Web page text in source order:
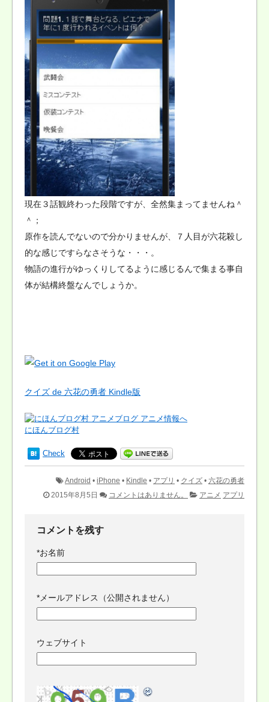
現在３話観終わった段階ですが、全然集まってませんね＾
＾；
原作を読んでないので分かりませんが、７人目が六花殺し
的な感じですらなさそうな・・・。
物語の進行がゆっくりしてるように感じるんで集まる事自
体が結構終盤なんでしょうか。
クイズ de 六花の勇者 Kindle版
にほんブログ村
Check
Android • iPhone • Kindle • アプリ • クイズ • 六花の勇者
2015年8月5日
コメントはありません。 アニメ アプリ
コメントを残す
*お名前
* メールアドレス（公開されません）
ウェブサイト